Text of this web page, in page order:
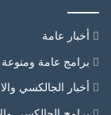
أخبار عامة
برامج عامة ومنوعة
أخبار الجالكسي